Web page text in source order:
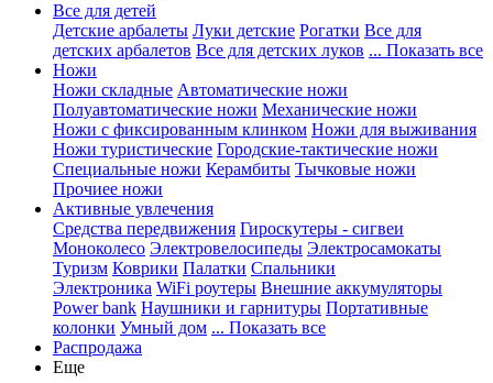
Все для детей
Детские арбалеты Луки детские Рогатки Все для
детских арбалетов Все для детских луков ... Показать все
Ножи
Ножи складные Автоматические ножи
Полуавтоматические ножи Механические ножи
Ножи с фиксированным клинком Ножи для выживания
Ножи туристические Городские-тактические ножи
Специальные ножи Керамбиты Тычковые ножи
Прочиее ножи
Активные увлечения
Средства передвижения Гироскутеры - сигвеи
Моноколесо Электровелосипеды Электросамокаты
Туризм Коврики Палатки Спальники
Электроника WiFi роутеры Внешние аккумуляторы
Power bank Наушники и гарнитуры Портативные
колонки Умный дом ... Показать все
Распродажа
Еще